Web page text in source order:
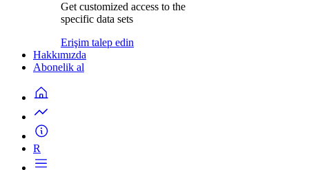
Get customized access to the
specific data sets
Erişim talep edin
Hakkımızda
Abonelik al
R